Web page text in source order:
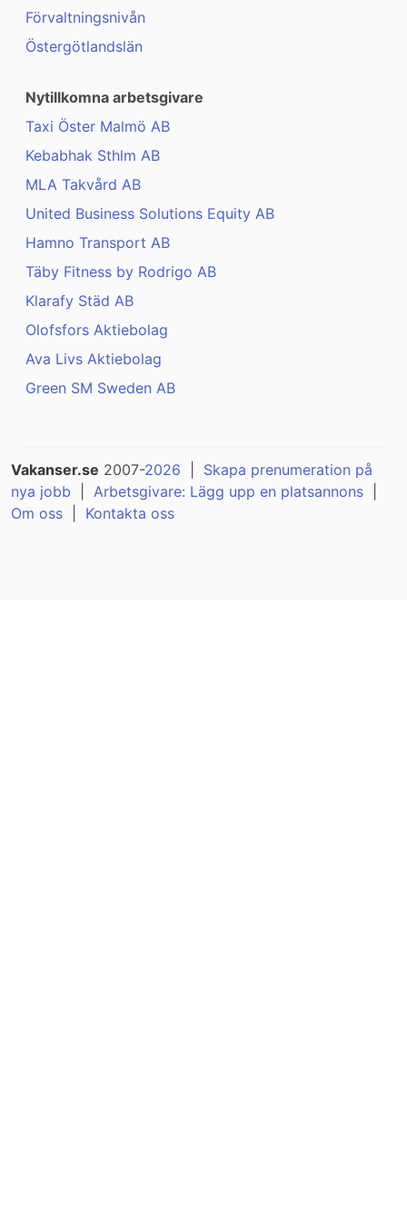
Förvaltningsnivån
Östergötlandslän
Nytillkomna arbetsgivare
Taxi Öster Malmö AB
Kebabhak Sthlm AB
MLA Takvård AB
United Business Solutions Equity AB
Hamno Transport AB
Täby Fitness by Rodrigo AB
Klarafy Städ AB
Olofsfors Aktiebolag
Ava Livs Aktiebolag
Green SM Sweden AB
Vakanser.se 2007-2026
Skapa prenumeration på
nya jobb
Arbetsgivare: Lägg upp en platsannons
Om oss
Kontakta oss